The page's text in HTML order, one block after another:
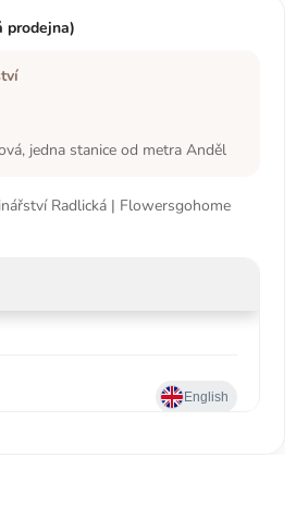
prodejna)
jedna stanice od metra Anděl
Radlická | Flowersgohome